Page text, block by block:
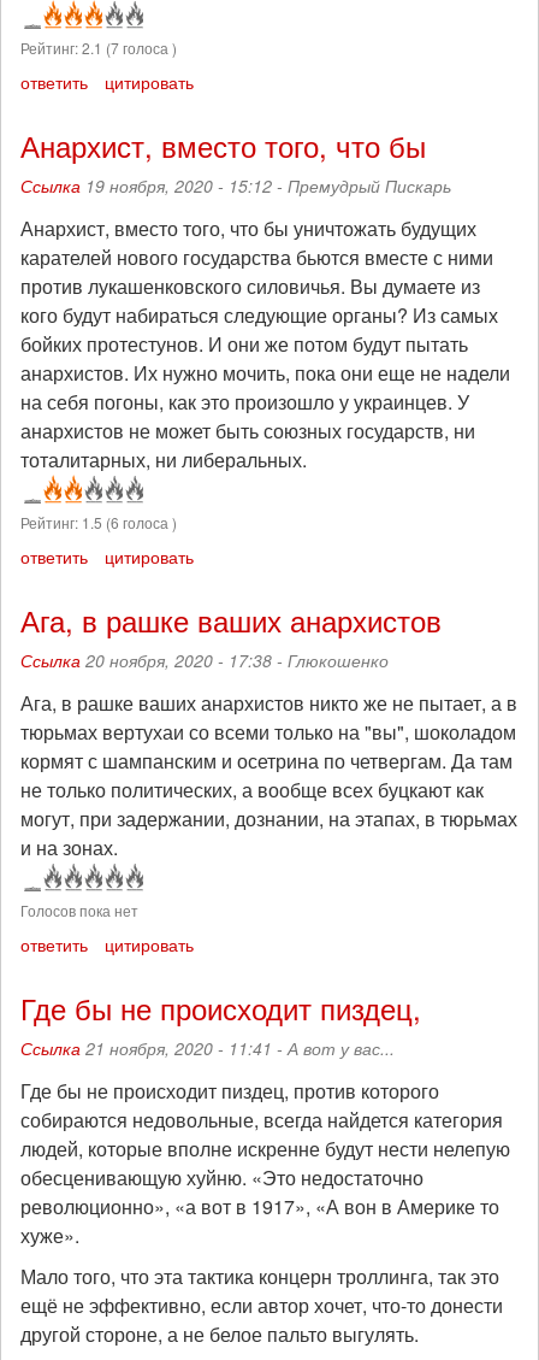
Рейтинг:2.1 (7голоса )
ответить цитировать
Анархист, вместо того, что бы
Ссылка 19 ноября, 2020 - 15:12 - Премудрый Пискарь
Анархист, вместо того, что бы уничтожать будущих
карателей нового государства бьются вместе с ними
против лукашенковского силовичья. Вы думаете из
кого будут набираться следующие органы? Из самых
бойких протестунов. И они же потом будут пытать
анархистов. Их нужно мочить, пока они еще не надели
на себя погоны, как это произошло у украинцев. У
анархистов не может быть союзных государств, ни
тоталитарных, ни либеральных.
Рейтинг: 1.5 (6 голоса )
ответить цитировать
Ага, в рашке ваших анархистов
Ссылка 20 ноября, 2020 - 17:38 - Глюкошенко
Ага, в рашке ваших анархистов никто же не пытает, а в
тюрьмах вертухаи со всеми только на "вы", шоколадом
кормят с шампанским и осетрина по четвергам. Да там
не только политических, а вообще всех буцкают как
могут, при задержании, дознании, на этапах, в тюрьмах
и на зонах.
Голосов пока нет
ответить цитировать
Где бы не происходит пиздец,
Ссылка 21 ноября, 2020 - 11:41 -А вот у вас...
Где бы не происходит пиздец, против которого
собираются недовольные, всегда найдется категория
людей, которые вполне искренне будут нести нелепую
обесценивающую хуйню. «Это недостаточно
революционно», «а вот в 1917», «А вон в Америке то
хуже».
Мало того, что эта тактика концерн троллинга, так это
ещё не эффективно, если автор хочет, что-то донести
другой стороне, а не белое пальто выгулять.